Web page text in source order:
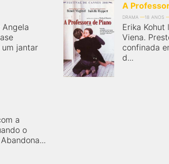
Angela
jantar
A
DRAMA 18 ANOS
Erika
Viena.
confinada
d...
a
o